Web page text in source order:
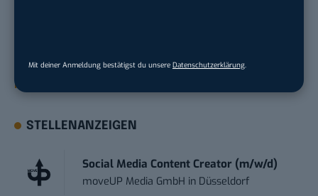
Mit deiner Anmeldung bestätigst du unsere Datenschutzerklärung.
damit ihren Vorsprung.Hier kannst du dich
kostenlos anmelden.
STELLENANZEIGEN
Social Media Content Creator (m/w/d)
moveUP Media GmbH in Düsseldorf